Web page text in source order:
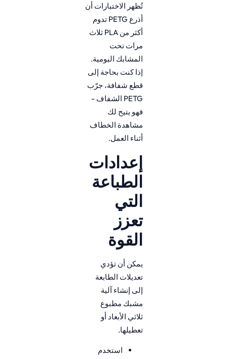
تُظهر الاختبارات أن
أذرع PETG تدوم
أكثر من PLA ثلاث
مرات تحت
المشابك اليومية.
إذا كنت بحاجة إلى
قطع شفافة، جرّب
PETG الشفاف -
فهو يتيح لك
مشاهدة الخطاف
أثناء العمل.
إعدادات
الطباعة
التي
تعزز
القوة
يمكن أن تؤدي
تعديلات الطابعة
إلى إنشاء آلية
مشبك مطبوع
ثلاثي الأبعاد أو
تعطيلها.
استخدم